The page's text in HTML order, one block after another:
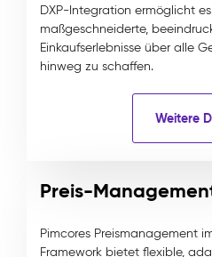
DXP-Integration ermöglicht
maßgeschneiderte,
Einkaufserlebnisse über alle
hinweg zu schaffen.
Weitere
Preis-
Pimcores Preismanagement
Framework bietet flexible,